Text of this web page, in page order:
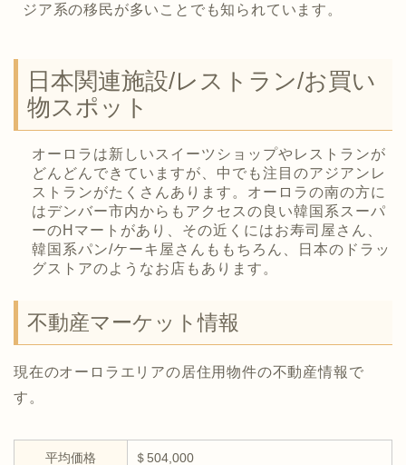
ジア系の移民が多いことでも知られています。
日本関連施設/レストラン/お買い
物スポット
オーロラは新しいスイーツショップやレストランが
どんどんできていますが、中でも注目のアジアンレ
ストランがたくさんあります。オーロラの南の方に
はデンバー市内からもアクセスの良い韓国系スーパ
ーのHマートがあり、その近くにはお寿司屋さん、
韓国系パン/ケーキ屋さんももちろん、日本のドラッ
グストアのようなお店もあります。
不動産マーケット情報
現在のオーロラエリアの居住用物件の不動産情報で
す。
平均価格 ＄504,000